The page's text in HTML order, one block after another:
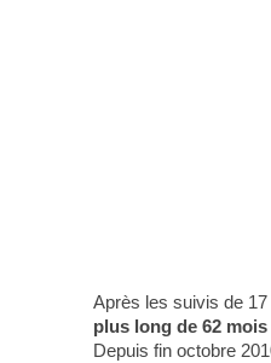
Après les suivis de
plus long de 62
Depuis fin octobre